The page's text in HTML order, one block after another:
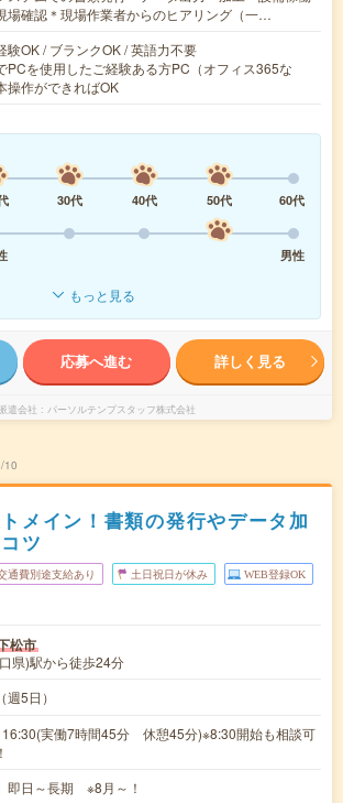
場確認＊現場作業者からのヒアリング（一…
験OK / ブランクOK / 英語力不要
PCを使用したご経験ある方PC（オフィス365な
操作ができればOK
30代 40代 50代
60代
男性
もっと見る
応募へ進む 詳しく見る
遣会社 パーソルテンプスタッフ株式会社
10
メイン！書類の発行やデータ加
ツ
通費別途支給あり 土日祝日が休み WEB登録OK
松市
県)駅から徒歩24分
週5日）
実働7時間45分 休憩45分)※8:30開始も相談可
即日～長期 ※8月～！